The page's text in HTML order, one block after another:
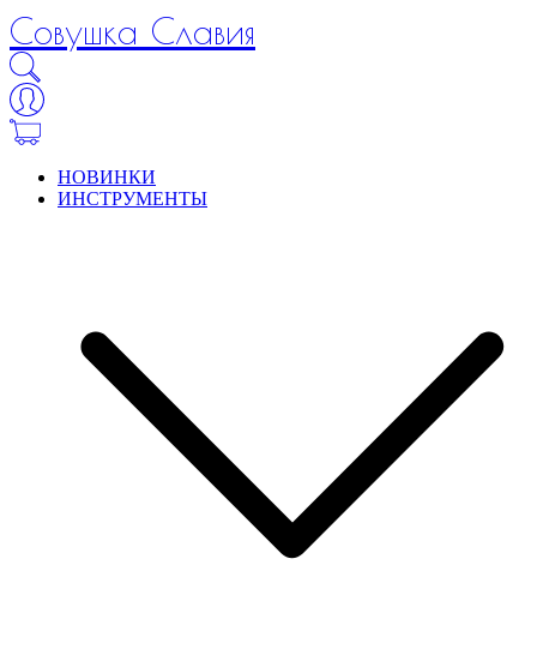
Совушка Славия
НОВИНКИ
ИНСТРУМЕНТЫ